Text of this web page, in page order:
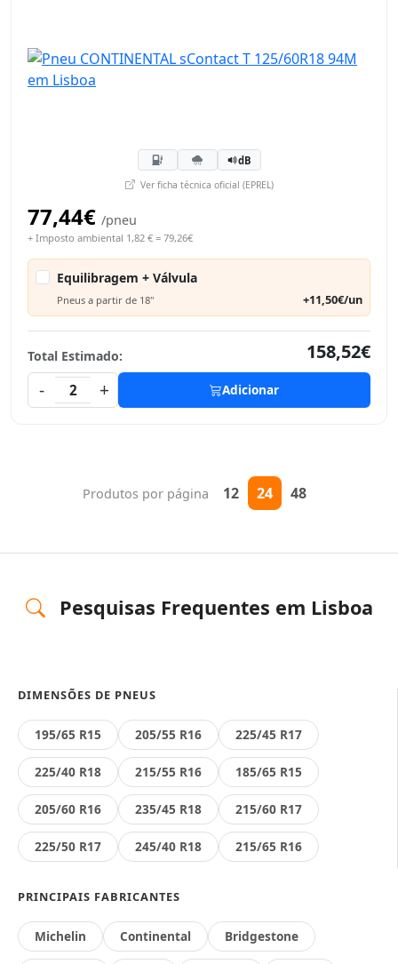
dB
Ver ficha técnica oficial (EPREL)
77,44€ /pneu
+ Imposto ambiental 1,82 € = 79,26€
Equilibragem + Válvula
Pneus a partir de 18" +11,50€/un
Total Estimado:
158,52€
-
2 + Adicionar
Produtos por página 12 24 48
Pesquisas Frequentes em Lisboa
DIMENSÕES DE PNEUS
195/65 R15 205/55 R16 225/45 R17
225/40 R18 215/55 R16 185/65 R15
205/60 R16 235/45 R18 215/60 R17
225/50 R17 245/40 R18 215/65 R16
PRINCIPAIS FABRICANTES
Michelin Continental Bridgestone